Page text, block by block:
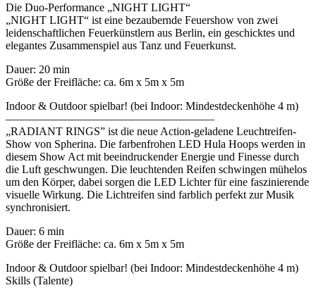
Die Duo-Performance „NIGHT LIGHT“
„NIGHT LIGHT“ ist eine bezaubernde Feuershow von zwei
leidenschaftlichen Feuerkünstlern aus Berlin, ein geschicktes und
elegantes Zusammenspiel aus Tanz und Feuerkunst.
Dauer: 20 min
Größe der Freifläche: ca. 6m x 5m x 5m
Indoor & Outdoor spielbar! (bei Indoor: Mindestdeckenhöhe 4 m)
——————————————————–
„RADIANT RINGS” ist die neue Action-geladene Leuchtreifen-
Show von Spherina. Die farbenfrohen LED Hula Hoops werden in
diesem Show Act mit beeindruckender Energie und Finesse durch
die Luft geschwungen. Die leuchtenden Reifen schwingen mühelos
um den Körper, dabei sorgen die LED Lichter für eine faszinierende
visuelle Wirkung. Die Lichtreifen sind farblich perfekt zur Musik
synchronisiert.
Dauer: 6 min
Größe der Freifläche: ca. 6m x 5m x 5m
Indoor & Outdoor spielbar! (bei Indoor: Mindestdeckenhöhe 4 m)
Skills (Talente)